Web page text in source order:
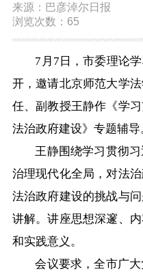
政务服务
特色服务专区
办事大厅
政民互动
市长信箱
在线访谈 意
来源：巴彦淖尔日报
浏览次数：65
7月7日，市委理论
开，邀请北京师范大学
任、副教授王静作《学
法治政府建设》专题辅导
王静围绕学习贯彻
治理现代化全局，对法
法治政府建设的挑战与
讲解。讲座思想深邃、
和实践意义。
会议要求，全市广